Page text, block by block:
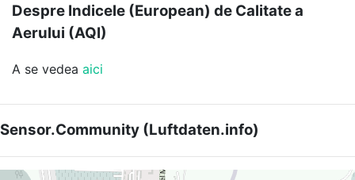
Despre Indicele (European) de Calitate a
Aerului (AQI)
A se vedea aici
Sensor.Community (Luftdaten.info)